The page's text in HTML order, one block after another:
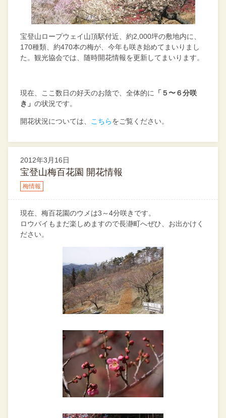
宝登山ロープウェイ山頂駅付近、約2,000坪の敷地内に、
170種類、約470本の梅が、今年も咲き始めてまいりまし
た。観光協会では、随時開花情報を更新してまいります。
現在、ここ数日の好天のお陰で、全体的に
「５〜６分咲
き」 の状況です。
開花状況については、 こちらをご覧ください。
2012年3月16日
宝登山梅百花園 開花情報
梅情報
現在、梅百花園のウメは3～4分咲きです。
ロウバイもまだ楽しめますので長瀞町へぜひ、お出かけく
ださい。